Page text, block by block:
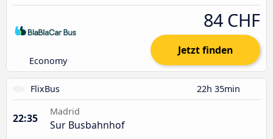
Economy
84 CHF
Jetzt finden
FlixBus 22h 35min
22:35
Madrid
Sur Busbahnhof